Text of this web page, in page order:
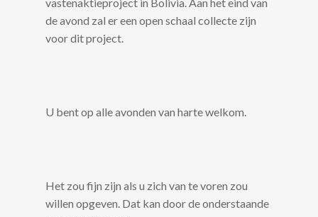
vastenaktieproject in Bolivia. Aan het eind van
de avond zal er een open schaal collecte zijn
voor dit project.
U bent op alle avonden van harte welkom.
Het zou fijn zijn als u zich van te voren zou
willen opgeven. Dat kan door de onderstaande